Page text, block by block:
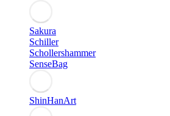
Sakura
Schiller
Schollershammer
SenseBag
ShinHanArt